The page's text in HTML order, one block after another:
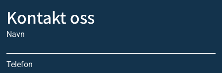
Kontakt oss
Navn
Telefon